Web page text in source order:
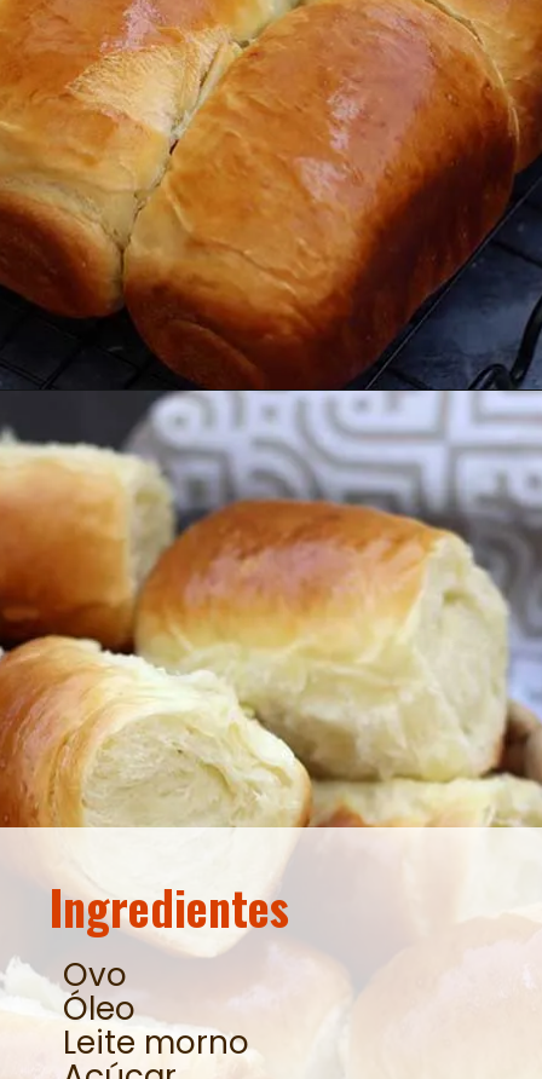
https://melepimenta.com/pao-algodao-fofinho/
Ovo
Óleo
Leite morno
Ingredientes